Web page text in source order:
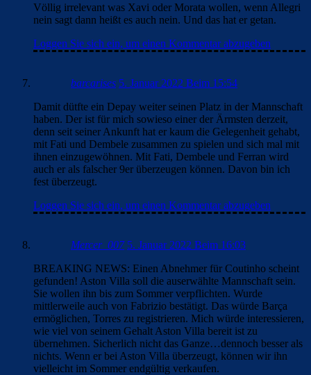
Völlig irrelevant was Xavi oder Morata wollen, wenn Allegri
nein sagt dann heißt es auch nein. Und das hat er getan.
Loggen Sie sich ein, um einen Kommentar abzugeben
barcarises 5. Januar 2022 Beim 15:54
Damit dütfte ein Depay weiter seinen Platz in der Mannschaft
haben. Der ist für mich sowieso einer der Ärmsten derzeit,
denn seit seiner Ankunft hat er kaum die Gelegenheit gehabt,
mit Fati und Dembele zusammen zu spielen und sich mal mit
ihnen einzugewöhnen. Mit Fati, Dembele und Ferran wird
auch er als falscher 9er überzeugen können. Davon bin ich
fest überzeugt.
Loggen Sie sich ein, um einen Kommentar abzugeben
Mercer_007 5. Januar 2022 Beim 16:03
BREAKING NEWS: Einen Abnehmer für Coutinho scheint
gefunden! Aston Villa soll die auserwählte Mannschaft sein.
Sie wollen ihn bis zum Sommer verpflichten. Wurde
mittlerweile auch von Fabrizio bestätigt. Das würde Barça
ermöglichen, Torres zu registrieren. Mich würde interessieren,
wie viel von seinem Gehalt Aston Villa bereit ist zu
übernehmen. Sicherlich nicht das Ganze…dennoch besser als
nichts. Wenn er bei Aston Villa überzeugt, können wir ihn
vielleicht im Sommer endgültig verkaufen.